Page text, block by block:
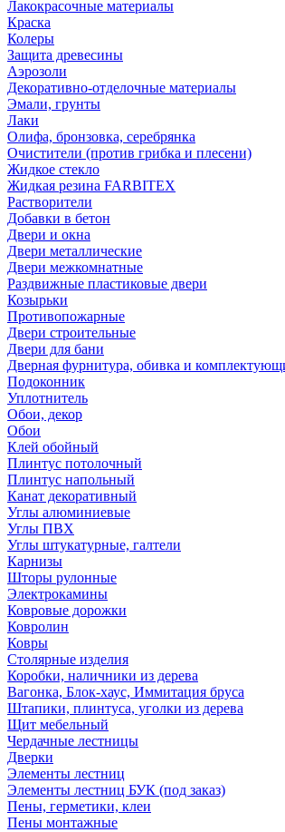
Лакокрасочные материалы
Краска
Колеры
Защита древесины
Аэрозоли
Декоративно-отделочные материалы
Эмали, грунты
Лаки
Олифа, бронзовка, серебрянка
Очистители (против грибка и плесени)
Жидкое стекло
Жидкая резина FARBITEX
Растворители
Добавки в бетон
Двери и окна
Двери металлические
Двери межкомнатные
Раздвижные пластиковые двери
Козырьки
Противопожарные
Двери строительные
Двери для бани
Дверная фурнитура, обивка и
Подоконник
Уплотнитель
Обои, декор
Обои
Клей обойный
Плинтус потолочный
Плинтус напольный
Канат декоративный
Углы алюминиевые
Углы ПВХ
Углы штукатурные, галтели
Карнизы
Шторы рулонные
Электрокамины
Ковровые дорожки
Ковролин
Ковры
Столярные изделия
Коробки, наличники из дерева
Вагонка, Блок-хаус, Иммитация бруса
Штапики, плинтуса, уголки из дерева
Щит мебельный
Чердачные лестницы
Дверки
Элементы лестниц
Элементы лестниц БУК (под заказ)
Пены, герметики, клеи
Пены монтажные